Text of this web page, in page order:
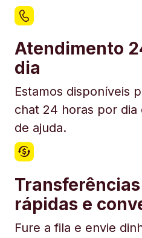
Atendimento
dia
Estamos disponíveis
chat 24 horas por dia
de ajuda.
rápidas e
Fure a fila e envie